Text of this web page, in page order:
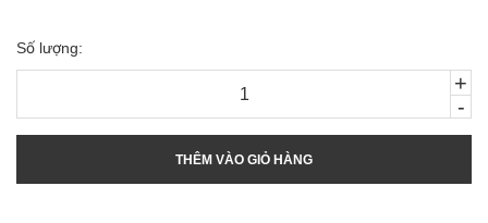
Số lượng:
-
+
THÊM VÀO GIỎ HÀNG